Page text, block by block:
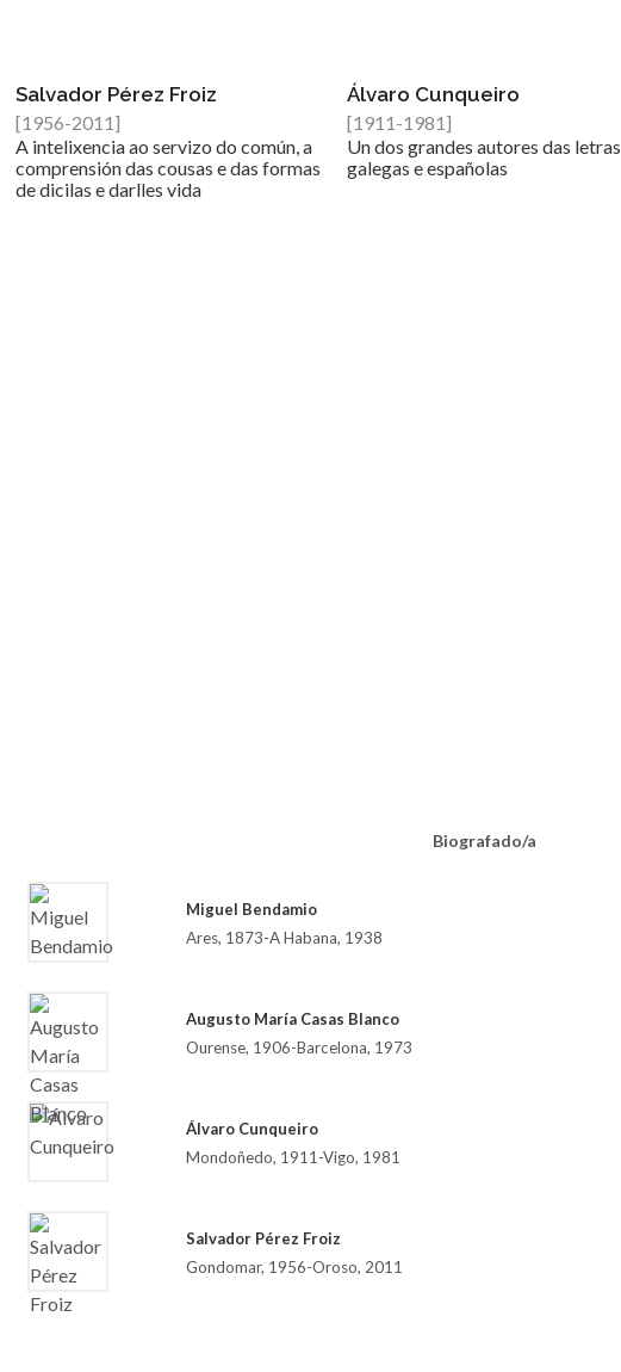
Salvador Pérez Froiz
[1956-2011]
A intelixencia ao servizo do común, a
comprensión das cousas e das formas
de dicilas e darlles vida
Álvaro Cunqueiro
[1911-1981]
Un dos grandes autores das letras
galegas e españolas
Biografado/a
Miguel Bendamio
Ares, 1873-A Habana, 1938
Augusto María Casas Blanco
Ourense, 1906-Barcelona, 1973
Álvaro Cunqueiro
Mondoñedo, 1911-Vigo, 1981
Salvador Pérez Froiz
Gondomar, 1956-Oroso, 2011